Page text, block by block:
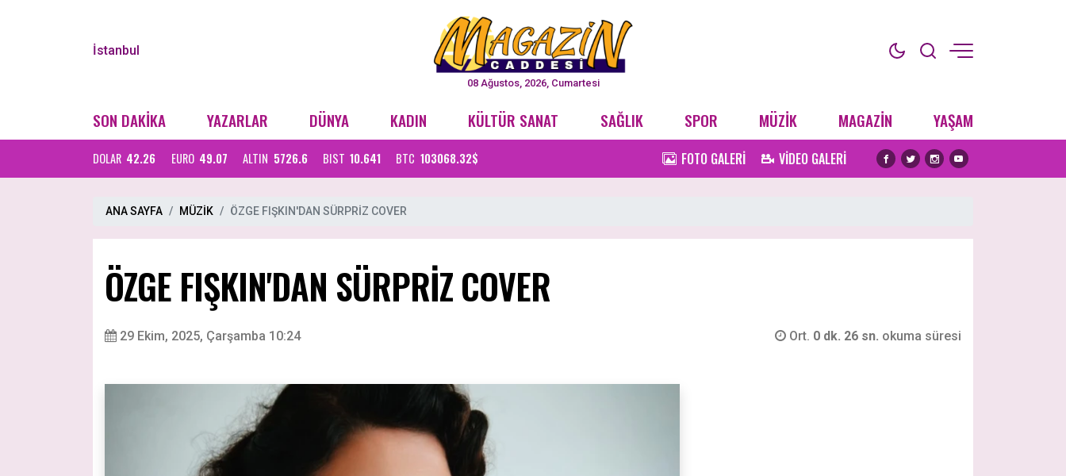
İstanbul
08 Ağustos, 2026, Cumartesi
SON DAKİKA YAZARLAR DÜNYA KADIN KÜLTÜR SANAT SAĞLIK SPOR MÜZİK MAGAZİN YAŞAM
DOLAR 42.26 EURO 49.07 ALTIN 5726.6 BIST 10.641 BTC 103068.32$ FOTO GALERİ VİDEO GALERİ
ANA SAYFA MÜZİK ÖZGE FIŞKIN'DAN SÜRPRİZ COVER
ÖZGE FIŞKIN'DAN SÜRPRİZ COVER
29 Ekim, 2025, Çarşamba 10:24 Ort. 0 dk. 26 sn. okuma süresi